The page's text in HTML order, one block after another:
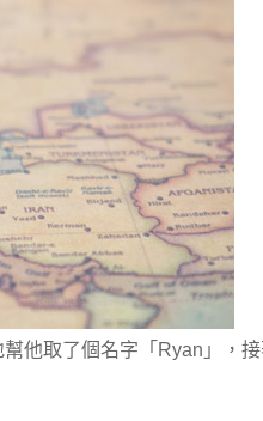
他取了個名字「Ryan」，